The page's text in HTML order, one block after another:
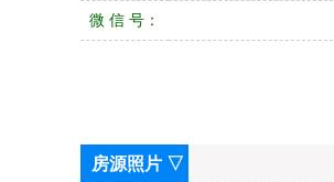
微 信 号：
房源照片 ▽